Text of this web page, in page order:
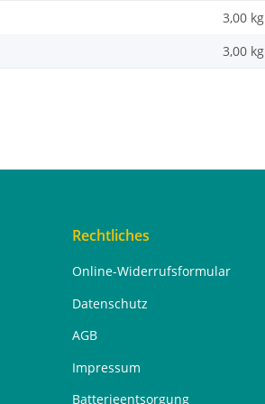
3,00 kg
3,00 kg
Rechtliches
Online-Widerrufsformular
Datenschutz
AGB
Impressum
Batterieentsorgung